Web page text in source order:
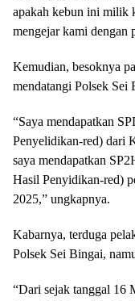
apakah kebun ini milik
mengejar kami dengan
Kemudian, besoknya
mendatangi Polsek Sei
“Saya mendapatkan
Penyelidikan-red) dari
saya mendapatkan
Hasil Penyidikan-red)
2025,” ungkapnya.
Kabarnya, terduga
Polsek Sei Bingai,
“Dari sejak tanggal 16